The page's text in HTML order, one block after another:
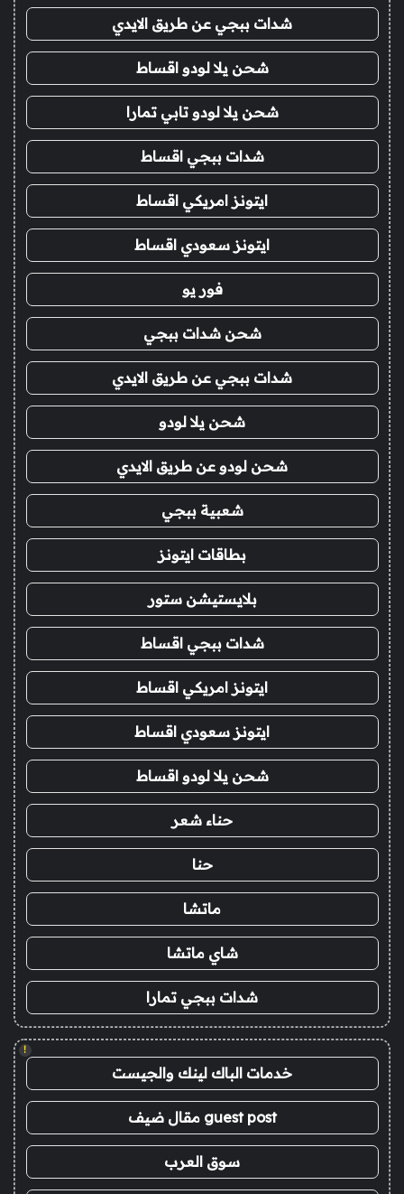
شدات ببجي عن طريق الايدي
شحن يلا لودو اقساط
شحن يلا لودو تابي تمارا
شدات ببجي اقساط
ايتونز امريكي اقساط
ايتونز سعودي اقساط
فور يو
شحن شدات ببجي
شدات ببجي عن طريق الايدي
شحن يلا لودو
شحن لودو عن طريق الايدي
شعبية ببجي
بطاقات ايتونز
بلايستيشن ستور
شدات ببجي اقساط
ايتونز امريكي اقساط
ايتونز سعودي اقساط
شحن يلا لودو اقساط
حناء شعر
حنا
ماتشا
شاي ماتشا
شدات ببجي تمارا
!
خدمات الباك لينك والجيست
guest post مقال ضيف
سوق العرب